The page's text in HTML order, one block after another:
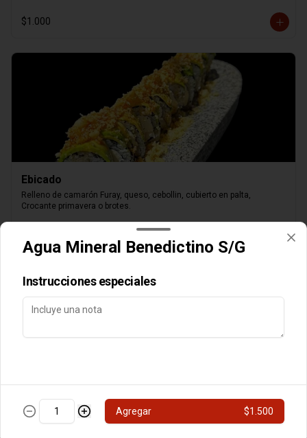
$1.000
Ebicado
Relleno de camarón Furay, queso, cebollin, cubierto en palta,
Crocante primavera o brotes.
Camarón furay, palta, cubierto de queso,
chimichurri nikkei, flameado, crocante o brotes y
Agua Mineral Benedictino S/G
Instrucciones especiales
Agregar $1.500